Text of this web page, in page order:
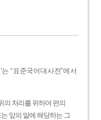
“표준국어대사전”에서
의 처리를 위하여 편의
앞의 말에 해당하는 그